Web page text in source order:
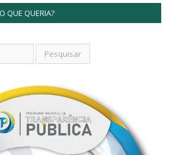
QUE QUERIA?